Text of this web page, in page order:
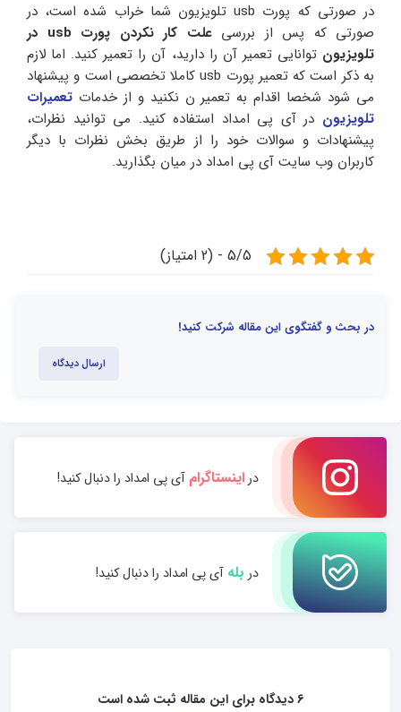
در صورتی که پورت usb تلویزیون شما خراب شده است، در
صورتی که پس از بررسی
علت کار نکردن پورت usb در
تلویزیون توانایی تعمیر آن را دارید، آن را تعمیر کنید. اما لازم
به ذکر است که تعمیر پورت usb کاملا تخصصی است و پیشنهاد
می شود شخصا اقدام به تعمیر ن نکنید و از خدمات تعمیرات
تلویزیون در آی پی امداد استفاده کنید. می توانید نظرات،
پیشنهادات و سوالات خود را از طریق بخش نظرات با دیگر
کاربران وب سایت آی پی امداد در میان بگذارید.
5/5 - (2 امتیاز)
در بحث و گفتگوی این مقاله شرکت کنید!
ارسال دیدگاه
دراینستاگرامآی پی امداد را دنبال کنید!
در بلهآی پی امداد را دنبال کنید!
6 دیدگاه برای این مقاله ثبت شده است